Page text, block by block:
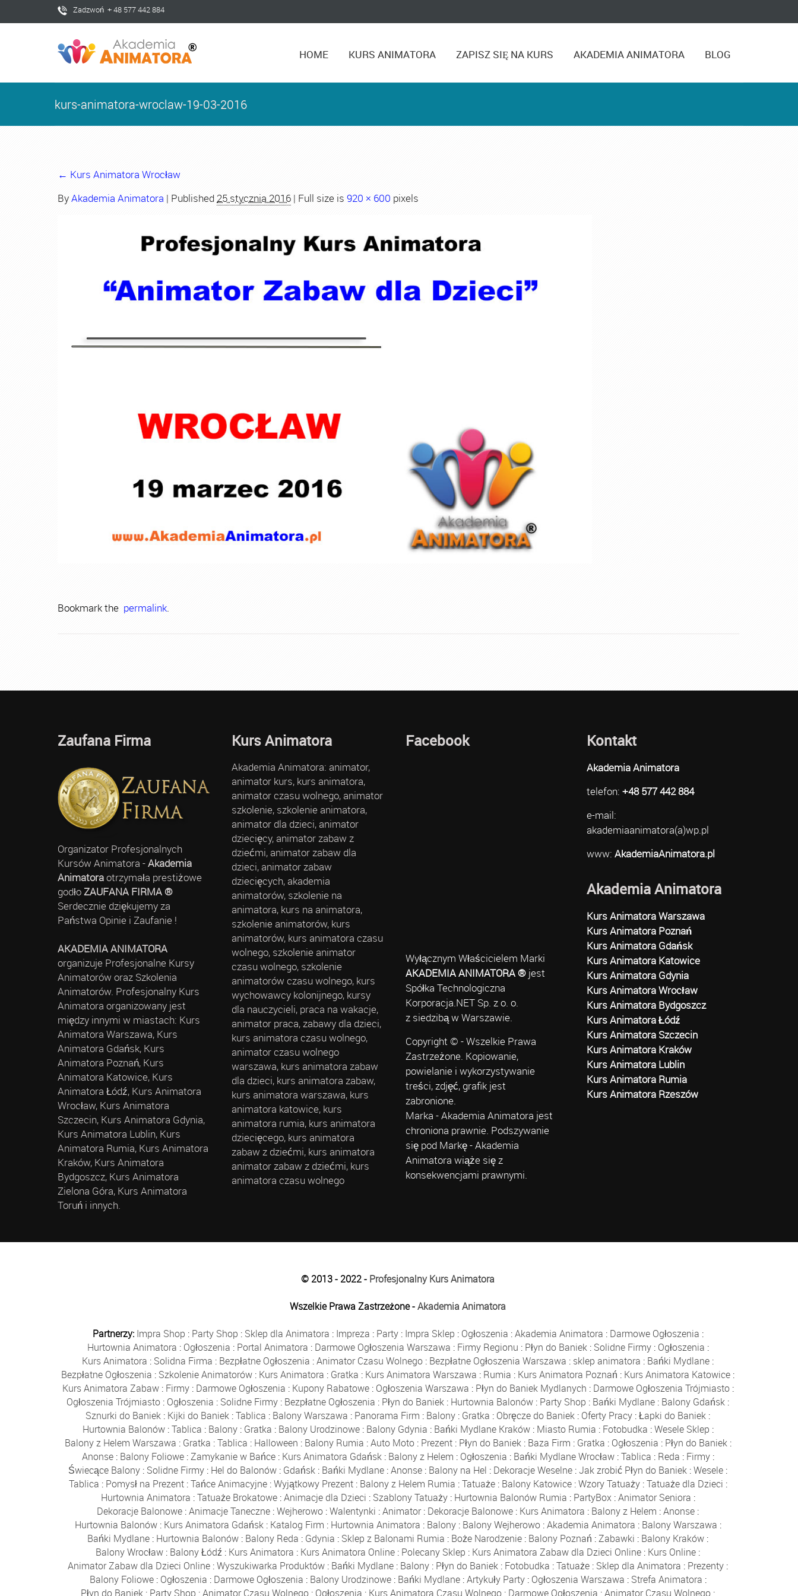
Zadzwoń + 48 577 442 884
HOME KURS ANIMATORA ZAPISZ SIĘ NA KURS AKADEMIA ANIMATORA BLOG
kurs-animatora-wroclaw-19-03-2016
← Kurs Animatora Wrocław
ByAkademia Animatora | Published 25 stycznia 2016 | Full size is 920 × 600 pixels
Bookmark the permalink.
Zaufana Firma
Organizator Profesjonalnych
Kursów Animatora -Akademia
Animatoraotrzymała prestiżowe
godłoZAUFANA FIRMA ®
Serdecznie dziękujemy za
Państwa Opinie i Zaufanie !
AKADEMIA ANIMATORA
organizuje Profesjonalne Kursy
Animatorów oraz Szkolenia
Animatorów. Profesjonalny Kurs
Animatora organizowany jest
między innymi w miastach: Kurs
Animatora Warszawa, Kurs
Animatora Gdańsk, Kurs
Animatora Poznań, Kurs
Animatora Katowice, Kurs
Animatora Łódź, Kurs Animatora
Wrocław, Kurs Animatora
Szczecin, Kurs Animatora Gdynia,
Kurs Animatora Lublin, Kurs
Animatora Rumia, Kurs Animatora
Kraków, Kurs Animatora
Bydgoszcz, Kurs Animatora
Zielona Góra, Kurs Animatora
Toruń i innych.
Kurs Animatora
Akademia Animatora: animator,
animator kurs, kurs animatora,
animator czasu wolnego, animator
szkolenie, szkolenie animatora,
animator dla dzieci, animator
dziecięcy, animator zabaw z
dziećmi, animator zabaw dla
dzieci, animator zabaw
dziecięcych, akademia
animatorów, szkolenie na
animatora, kurs na animatora,
szkolenie animatorów, kurs
animatorów, kurs animatora czasu
wolnego, szkolenie animator
czasu wolnego, szkolenie
animatorów czasu wolnego, kurs
wychowawcy kolonijnego, kursy
dla nauczycieli, praca na wakacje,
animator praca, zabawy dla dzieci,
kurs animatora czasu wolnego,
animator czasu wolnego
warszawa, kurs animatora zabaw
dla dzieci, kurs animatora zabaw,
kurs animatora warszawa, kurs
animatora katowice, kurs
animatora rumia, kurs animatora
dziecięcego, kurs animatora
zabaw z dziećmi, kurs animatora
animator zabaw z dziećmi, kurs
animatora czasu wolnego
Facebook
Wyłącznym Właścicielem Marki
AKADEMIA ANIMATORA ®jest
Spółka Technologiczna
Korporacja.NET Sp. z o. o.
z siedzibą w Warszawie.
Copyright © - Wszelkie Prawa
Zastrzeżone. Kopiowanie,
powielanie i wykorzystywanie
treści, zdjęć, grafik jest
zabronione.
Marka - Akademia Animatora jest
chroniona prawnie. Podszywanie
się pod Markę - Akademia
Animatora wiąże się z
konsekwencjami prawnymi.
Kontakt
Akademia Animatora
telefon:+48 577 442 884
e-mail:
akademiaanimatora(a)wp.pl
www:AkademiaAnimatora.pl
Akademia Animatora
Kurs Animatora Warszawa
Kurs Animatora Poznań
Kurs Animatora Gdańsk
Kurs Animatora Katowice
Kurs Animatora Gdynia
Kurs Animatora Wrocław
Kurs Animatora Bydgoszcz
Kurs Animatora Łódź
Kurs Animatora Szczecin
Kurs Animatora Kraków
Kurs Animatora Lublin
Kurs Animatora Rumia
Kurs Animatora Rzeszów
© 2013 - 2022 - Profesjonalny Kurs Animatora
Wszelkie Prawa Zastrzeżone -Akademia Animatora
Partnerzy: Impra Shop : Party Shop : Sklep dla Animatora : Impreza : Party: Impra Sklep : Ogłoszenia :Akademia Animatora : Darmowe Ogłoszenia :
Hurtownia Animatora : Ogłoszenia : Portal Animatora : Darmowe Ogłoszenia Warszawa : Firmy Regionu : Płyn do Baniek: Solidne Firmy: Ogłoszenia :
Kurs Animatora : Solidna Firma : Bezpłatne Ogłoszenia :Animator Czasu Wolnego : Bezpłatne Ogłoszenia Warszawa : sklep animatora : Bańki Mydlane :
Bezpłatne Ogłoszenia : Szkolenie Animatorów : Kurs Animatora : Gratka : Kurs Animatora Warszawa : Rumia : Kurs Animatora Poznań : Kurs Animatora Katowice :
Kurs Animatora Zabaw: Firmy: Darmowe Ogłoszenia : Kupony Rabatowe: Ogłoszenia Warszawa : Płyn do Baniek Mydlanych : Darmowe Ogłoszenia Trójmiasto:
Ogłoszenia Trójmiasto : Ogłoszenia : Solidne Firmy : Bezpłatne Ogłoszenia : Płyn do Baniek : Hurtownia Balonów : Party Shop : Bańki Mydlane : Balony Gdańsk :
Sznurki do Baniek : Kijki do Baniek :Tablica : Balony Warszawa : Panorama Firm : Balony : Gratka : Obręcze do Baniek : Oferty Pracy :Łapki do Baniek :
Hurtownia Balonów:Tablica : Balony: Gratka : Balony Urodzinowe: Balony Gdynia : Bańki Mydlane Kraków: Miasto Rumia : Fotobudka :Wesele Sklep :
Balony z Helem Warszawa : Gratka :Tablica : Halloween : Balony Rumia :Auto Moto: Prezent: Płyn do Baniek: Baza Firm : Gratka : Ogłoszenia : Płyn do Baniek:
Anonse: Balony Foliowe:Zamykanie w Bańce: Kurs Animatora Gdańsk: Balony z Helem : Ogłoszenia : Bańki Mydlane Wrocław:Tablica : Reda : Firmy:
Świecące Balony : Solidne Firmy : Hel do Balonów : Gdańsk : Bańki Mydlane :Anonse : Balony na Hel : Dekoracje Weselne :Jak zrobić Płyn do Baniek :Wesele :
Tablica : Pomysł na Prezent:Tańce Animacyjne:Wyjątkowy Prezent: Balony z Helem Rumia :Tatuaże: Balony Katowice:Wzory Tatuaży:Tatuaże dla Dzieci :
Hurtownia Animatora :Tatuaże Brokatowe:Animacje dla Dzieci : Szablony Tatuaży: Hurtownia Balonów Rumia : PartyBox:Animator Seniora :
Dekoracje Balonowe :Animacje Taneczne :Wejherowo :Walentynki :Animator: Dekoracje Balonowe : Kurs Animatora : Balony z Helem :Anonse :
Hurtownia Balonów: Kurs Animatora Gdańsk: Katalog Firm : Hurtownia Animatora : Balony: Balony Wejherowo:Akademia Animatora : Balony Warszawa :
Bańki Mydlane : Hurtownia Balonów : Balony Reda : Gdynia : Sklep z Balonami Rumia : Boże Narodzenie : Balony Poznań :Zabawki : Balony Kraków :
Balony Wrocław : Balony Łódź : Kurs Animatora : Kurs Animatora Online : Polecany Sklep : Kurs Animatora Zabaw dla Dzieci Online : Kurs Online :
Animator Zabaw dla Dzieci Online :Wyszukiwarka Produktów : Bańki Mydlane : Balony : Płyn do Baniek : Fotobudka :Tatuaże : Sklep dla Animatora : Prezenty :
Balony Foliowe: Ogłoszenia : Darmowe Ogłoszenia : Balony Urodzinowe: Bańki Mydlane:Artykuły Party: Ogłoszenia Warszawa : Strefa Animatora :
Płyn do Baniek : Party Shop :Animator Czasu Wolnego : Ogłoszenia : Kurs Animatora Czasu Wolnego : Darmowe Ogłoszenia :Animator Czasu Wolnego :